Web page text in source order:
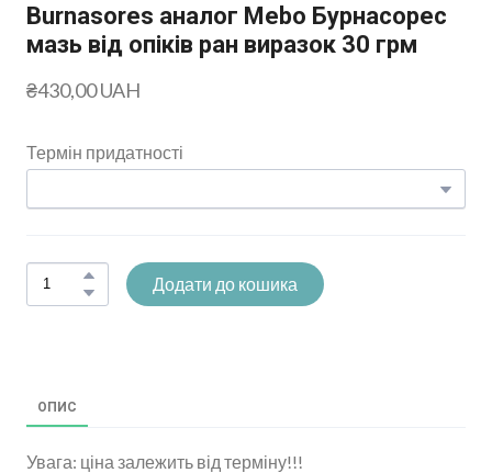
Burnasores аналог Mebo Бурнасорес
мазь від опіків ран виразок 30 грм
₴430,00 UAH
Термін придатності
Додати до кошика
ОПИС
Увага: ціна залежить від терміну!!!